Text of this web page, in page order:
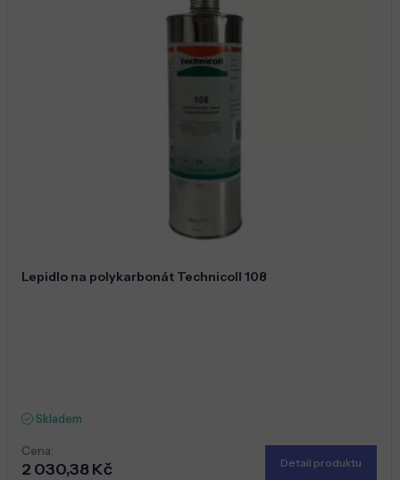
Lepidlo na polykarbonát Technicoll 108
Skladem
Cena:
2 030,38 Kč Detail produktu